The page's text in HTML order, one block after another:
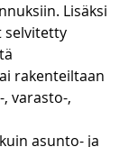
Lisäksi
selvitetty
rakenteiltaan
varasto-,
asunto- ja